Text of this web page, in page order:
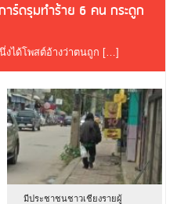
ร์ดรุมทำร้าย 6 คน กระดูก
งได้โพสต์อ้างว่าตนถูก […]
มีประชาชนชาวเชียงรายผู้